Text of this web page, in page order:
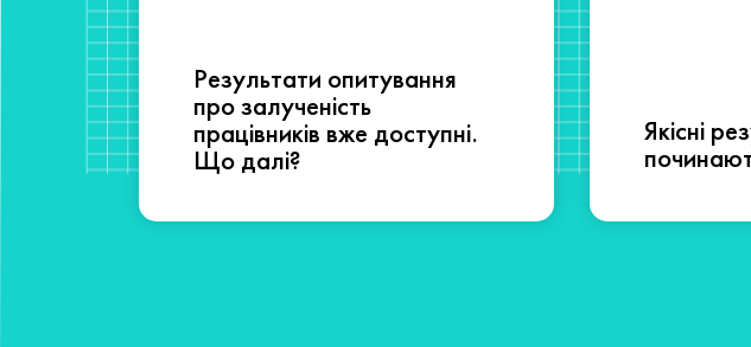
Результати опитування
про залученість
працівників вже доступні.
Що далі?
Якісні